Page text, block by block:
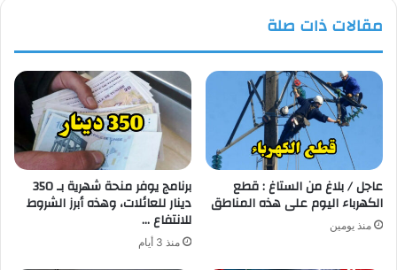
مقالات ذات صلة
عاجل / بلاغ من الستاغ : قطع
الكهرباء اليوم على هذه المناطق
منذ يومين
برنامج يوفر منحة شهرية بـ 350
دينار للعائلات، وهذه أبرز الشروط
للانتفاع …
منذ 3 أيام